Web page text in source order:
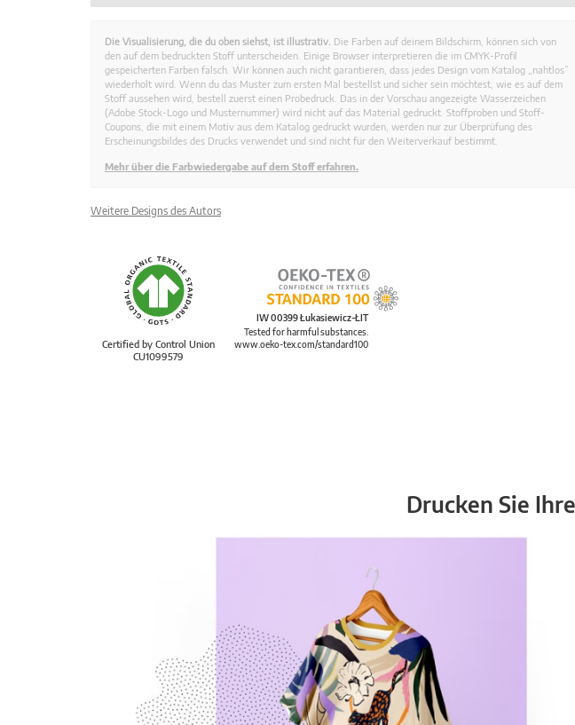
Die Visualisierung, die du oben siehst, ist illustrativ. Die Farben auf deinem Bildschirm, können sich von
den auf dem bedruckten Stoff unterscheiden. Einige Browser interpretieren die im CMYK-Profil
gespeicherten Farben falsch. Wir können auch nicht garantieren, dass jedes Design vom Katalog „nahtlos”
wiederholt wird. Wenn du das Muster zum ersten Mal bestellst und sicher sein möchtest, wie es auf dem
Stoff aussehen wird, bestell zuerst einen Probedruck. Das in der Vorschau angezeigte Wasserzeichen
(Adobe Stock-Logo und Musternummer) wird nicht auf das Material gedruckt. Stoffproben und Stoff-
Coupons, die mit einem Motiv aus dem Katalog gedruckt wurden, werden nur zur Überprüfung des
Erscheinungsbildes des Drucks verwendet und sind nicht für den Weiterverkauf bestimmt.
Mehr über die Farbwiedergabe auf dem Stoff erfahren.
Weitere Designs des Autors
Certified by Control Union
CU1099579
IW 00399 Łukasiewicz-ŁIT
Tested for harmful substances.
www.oeko-tex.com/standard100
Drucken Sie